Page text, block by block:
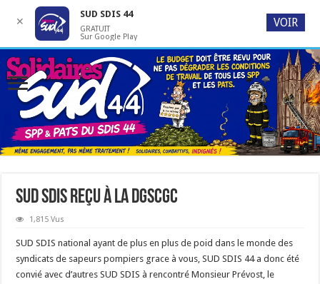
SUD SDIS reçu à la DGSCGC
1,815 Vus
SUD SDIS national ayant de plus en plus de poid dans le monde des
syndicats de sapeurs pompiers grace à vous, SUD SDIS 44 a donc été
convié avec d’autres SUD SDIS à rencontré Monsieur Prévost, le
✕
SUD SDIS 44
GRATUIT
Sur Google Play
VOIR